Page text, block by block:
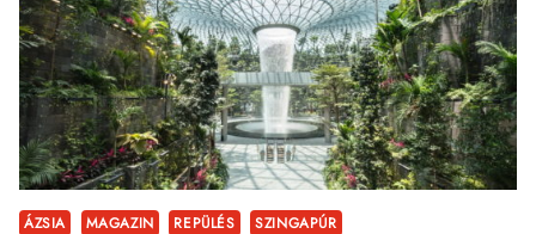
ÁZSIA MAGAZIN REPÜLÉS
SZINGAPÚR